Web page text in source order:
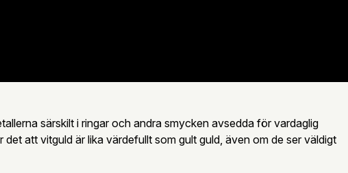
särskilt i ringar och andra smycken avsedda för vardaglig
att vitguld är lika värdefullt som gult guld, även om de ser väldigt